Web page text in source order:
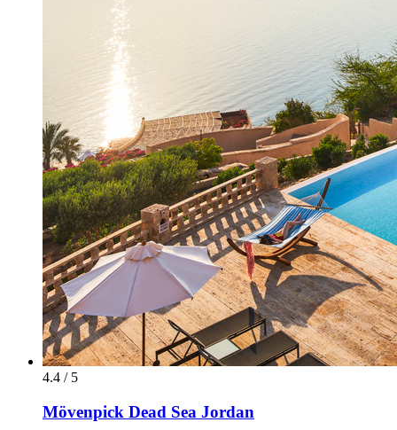
4.4 / 5
Mövenpick Dead Sea Jordan